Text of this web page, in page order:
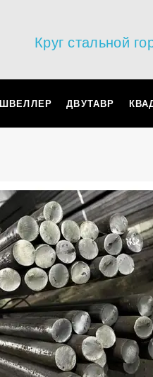
Круг стальной
ШВЕЛЛЕР ДВУТАВР